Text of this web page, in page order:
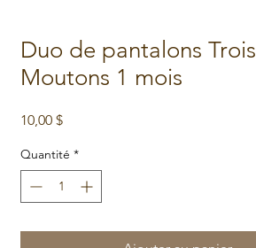
Duo de pantalons Trois
Moutons 1 mois
10,00 $Prix
Quantité *